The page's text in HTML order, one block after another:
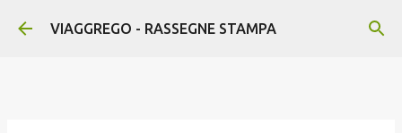
Passa ai contenuti principali
VIAGGREGO - RASSEGNE STAMPA